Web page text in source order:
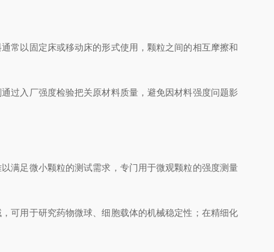
以固定床或移动床的形式使用，颗粒之间的相互摩擦和
入厂强度检验把关原材料质量，避免因材料强度问题影
足微小颗粒的测试需求，专门用于微观颗粒的强度测量
用于研究药物微球、细胞载体的机械稳定性；在精细化